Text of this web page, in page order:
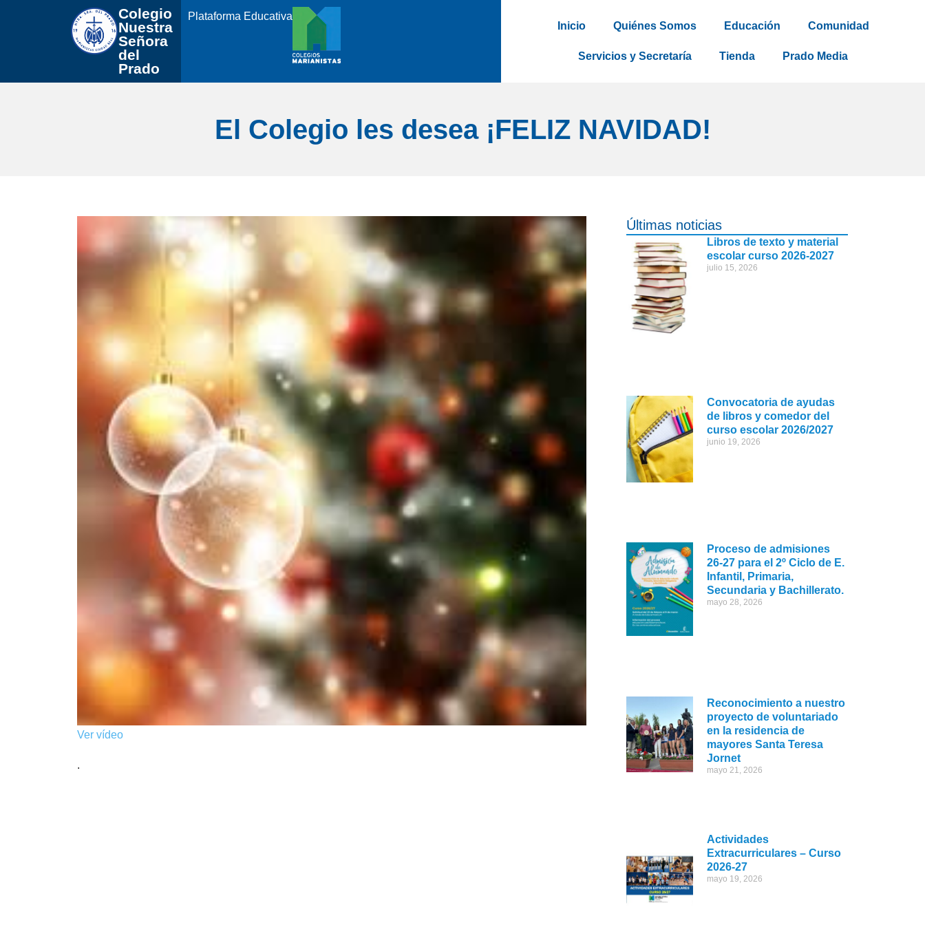
Colegio
Nuestra
Señora
del
Prado
Plataforma Educativa
Inicio
Quiénes Somos Educación Comunidad
Servicios y Secretaría Tienda Prado Media
El Colegio les desea ¡FELIZ NAVIDAD!
Ver vídeo
.
Últimas noticias
Libros de texto y material
escolar curso 2026-2027
julio 15, 2026
Convocatoria de ayudas
de libros y comedor del
curso escolar 2026/2027
junio 19, 2026
Proceso de admisiones
26-27 para el 2º Ciclo de E.
Infantil, Primaria,
Secundaria y Bachillerato.
mayo 28, 2026
Reconocimiento a nuestro
proyecto de voluntariado
en la residencia de
mayores Santa Teresa
Jornet
mayo 21, 2026
Actividades
Extracurriculares – Curso
2026-27
mayo 19, 2026